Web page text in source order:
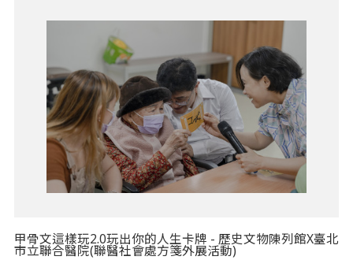
甲骨文這樣玩2.0玩出你的人生卡牌 - 歷史文物陳列館X臺北
市立聯合醫院(聯醫社會處方箋外展活動)